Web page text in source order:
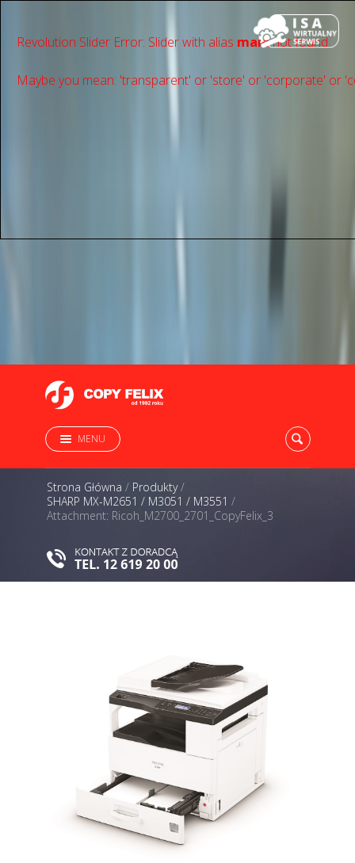
Revolution Slider Error: Slider with alias mainnot found.
Maybe you mean: 'transparent' or 'store' or 'сorporate' or
MENU
Strona Główna / Produkty/
SHARP MX-M2651 / M3051 / M3551 /
Attachment: Ricoh_M2700_2701_CopyFelix_3